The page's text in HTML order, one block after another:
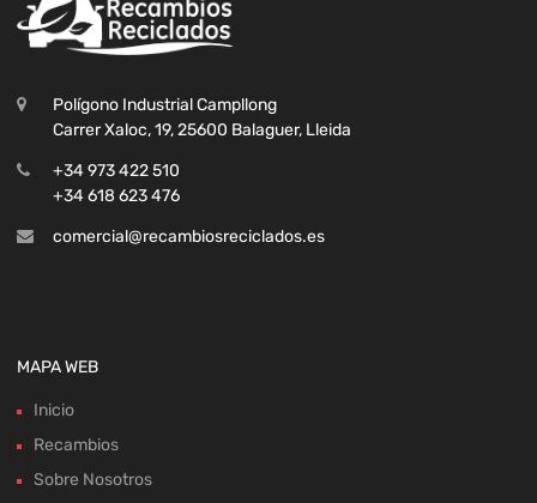
Polígono Industrial Campllong
Carrer Xaloc, 19, 25600 Balaguer, Lleida
+34 973 422 510
+34 618 623 476
comercial@recambiosreciclados.es
MAPA WEB
Inicio
Recambios
Sobre Nosotros